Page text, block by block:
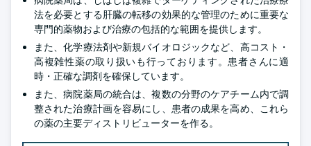
法を必要とする肝臓の転移の効果的な管理のために重要な
専門的薬物および治療の包括的な範囲を提供します。
また、化学療法剤や新規バイオロジックなど、高コスト・
高複雑性薬の取り扱いも行っております。患者さんに適
時・正確な調剤を確保しています。
また、病院薬局の統合は、複数の分野のケアチーム内で調
整された治療計画を容易にし、患者の成果を高め、これら
の薬の主要ディストリビューターを作る。